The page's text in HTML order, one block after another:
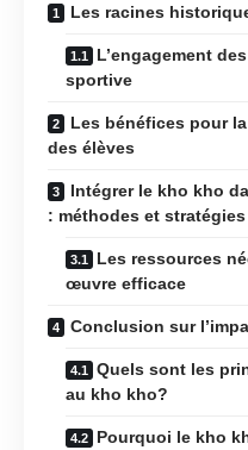
Les racines
L’engagement
sportive
Les bénéfices pour
des élèves
Intégrer le kho kho
: méthodes et stratégies
Les ressources
œuvre efficace
Conclusion sur
Quels sont les
au kho kho?
Pourquoi le kho